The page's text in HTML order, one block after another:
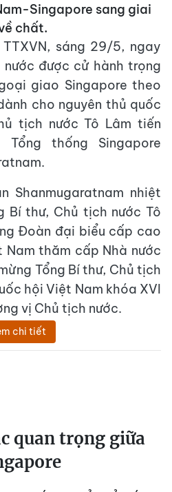
Singapore sang giai
chất.
sáng 29/5, ngay
được cử hành trọng
giao Singapore theo
cho nguyên thủ quốc
tịch nước Tô Lâm tiến
thống Singapore
Shanmugaratnam nhiệt
Bí thư, Chủ tịch nước Tô
Đoàn đại biểu cấp cao
thăm cấp Nhà nước
Tổng Bí thư, Chủ tịch
hội Việt Nam khóa XVI
vị Chủ tịch nước.
chi tiết
quan trọng giữa